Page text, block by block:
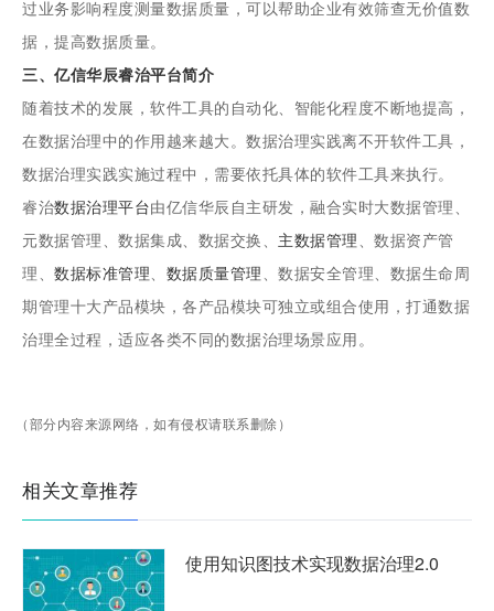
过业务影响程度测量数据质量，可以帮助企业有效筛查无价值数
据，提高数据质量。
三、亿信华辰睿治平台简介
随着技术的发展，软件工具的自动化、智能化程度不断地提高，
在数据治理中的作用越来越大。数据治理实践离不开软件工具，
数据治理实践实施过程中，需要依托具体的软件工具来执行。
睿治数据治理平台由亿信华辰自主研发，融合实时大数据管理、
元数据管理、数据集成、数据交换、 主数据管理、数据资产管
理、数据标准管理、 数据质量管理、数据安全管理、数据生命周
期管理十大产品模块，各产品模块可独立或组合使用，打通数据
治理全过程，适应各类不同的数据治理场景应用。
（部分内容来源网络，如有侵权请联系删除）
相关文章推荐
使用知识图技术实现数据治理2.0